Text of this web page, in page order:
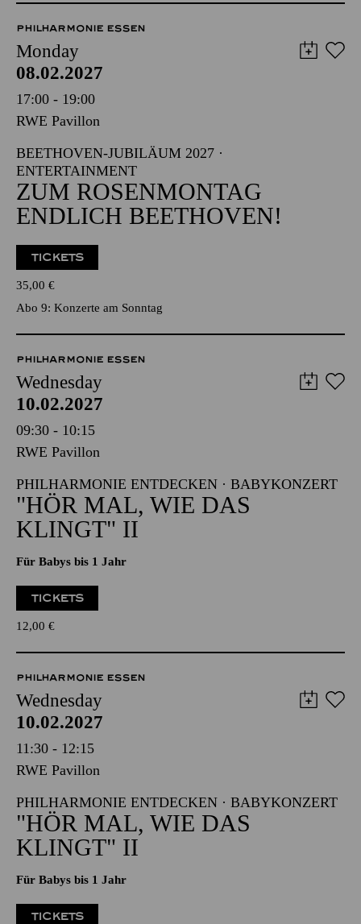
PHILHARMONIE ESSEN
Monday
08.02.2027
17:00 - 19:00
RWE Pavillon
BEETHOVEN-JUBILÄUM 2027 ·
ENTERTAINMENT
ZUM ROSENMONTAG
ENDLICH BEETHOVEN!
TICKETS
35,00 €
Abo 9: Konzerte am Sonntag
PHILHARMONIE ESSEN
Wednesday
10.02.2027
09:30 - 10:15
RWE Pavillon
PHILHARMONIE ENTDECKEN · BABYKONZERT
"HÖR MAL, WIE DAS
KLINGT" II
Für Babys bis 1 Jahr
TICKETS
12,00 €
PHILHARMONIE ESSEN
Wednesday
10.02.2027
11:30 - 12:15
RWE Pavillon
PHILHARMONIE ENTDECKEN · BABYKONZERT
"HÖR MAL, WIE DAS
KLINGT" II
Für Babys bis 1 Jahr
TICKETS